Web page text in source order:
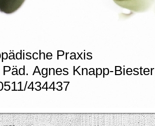
Praxis
Agnes Knapp-Biester
434437